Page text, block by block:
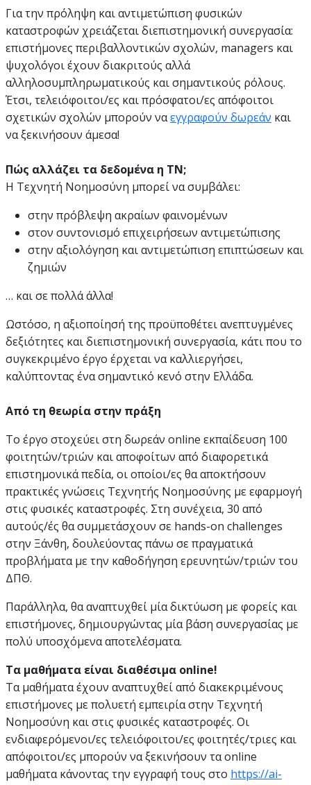
Για την πρόληψη και αντιμετώπιση φυσικών
καταστροφών χρειάζεται διεπιστημονική συνεργασία:
επιστήμονες περιβαλλοντικών σχολών, managers και
ψυχολόγοι έχουν διακριτούς αλλά
αλληλοσυμπληρωματικούς και σημαντικούς ρόλους.
Έτσι, τελειόφοιτοι/ες και πρόσφατοι/ες απόφοιτοι
σχετικών σχολών μπορούν ναεγγραφούν δωρεάν και
να ξεκινήσουν άμεσα!
Πώς αλλάζει τα δεδομένα η ΤΝ;
Η Τεχνητή Νοημοσύνη μπορεί να συμβάλει:
στην πρόβλεψη ακραίων φαινομένων
στον συντονισμό επιχειρήσεων αντιμετώπισης
στην αξιολόγηση και αντιμετώπιση επιπτώσεων και
ζημιών
… και σε πολλά άλλα!
Ωστόσο, η αξιοποίησή της προϋποθέτει ανεπτυγμένες
δεξιότητες και διεπιστημονική συνεργασία, κάτι που το
συγκεκριμένο έργο έρχεται να καλλιεργήσει,
καλύπτοντας ένα σημαντικό κενό στην Ελλάδα.
Από τη θεωρία στην πράξη
Το έργο στοχεύει στη δωρεάν online εκπαίδευση 100
φοιτητών/τριών και αποφοίτων από διαφορετικά
επιστημονικά πεδία, οι οποίοι/ες θα αποκτήσουν
πρακτικές γνώσεις Τεχνητής Νοημοσύνης με εφαρμογή
στις φυσικές καταστροφές. Στη συνέχεια, 30 από
αυτούς/ές θα συμμετάσχουν σε hands-on challenges
στην Ξάνθη, δουλεύοντας πάνω σε πραγματικά
προβλήματα με την καθοδήγηση ερευνητών/τριών του
ΔΠΘ.
Παράλληλα, θα αναπτυχθεί μία δικτύωση με φορείς και
επιστήμονες, δημιουργώντας μία βάση συνεργασίας με
πολύ υποσχόμενα αποτελέσματα.
Τα μαθήματα είναι διαθέσιμα online!
Τα μαθήματα έχουν αναπτυχθεί από διακεκριμένους
επιστήμονες με πολυετή εμπειρία στην Τεχνητή
Νοημοσύνη και στις φυσικές καταστροφές. Οι
ενδιαφερόμενοι/ες τελειόφοιτοι/ες φοιτητές/τριες και
απόφοιτοι/ες μπορούν να ξεκινήσουν τα online
μαθήματα κάνοντας την εγγραφή τους στο https://ai-